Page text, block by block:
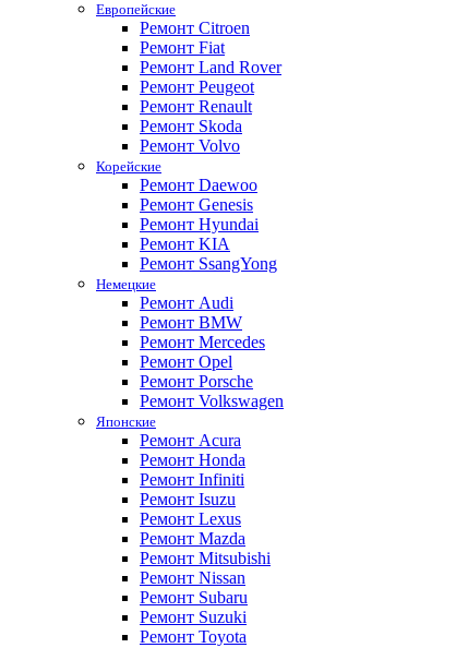
Европейские
Ремонт Citroen
Ремонт Fiat
Ремонт Land Rover
Ремонт Peugeot
Ремонт Renault
Ремонт Skoda
Ремонт Volvo
Корейские
Ремонт Daewoo
Ремонт Genesis
Ремонт Hyundai
Ремонт KIA
Ремонт SsangYong
Немецкие
Ремонт Audi
Ремонт BMW
Ремонт Mercedes
Ремонт Opel
Ремонт Porsche
Ремонт Volkswagen
Японские
Ремонт Acura
Ремонт Honda
Ремонт Infiniti
Ремонт Isuzu
Ремонт Lexus
Ремонт Mazda
Ремонт Mitsubishi
Ремонт Nissan
Ремонт Subaru
Ремонт Suzuki
Ремонт Toyota